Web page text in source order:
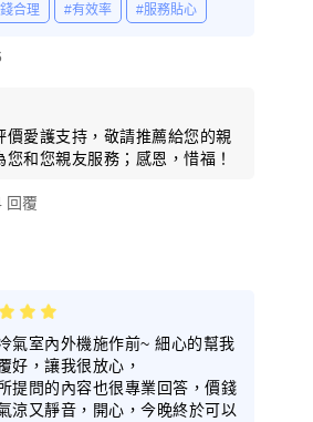
合理 #有效率 #服務貼心
價愛護支持，敬請推薦給您的親
您和您親友服務；感恩，惜福！
回覆
氣室內外機施作前~ 細心的幫我
好，讓我很放心，
提問的內容也很專業回答，價錢
涼又靜音，開心，今晚終於可以